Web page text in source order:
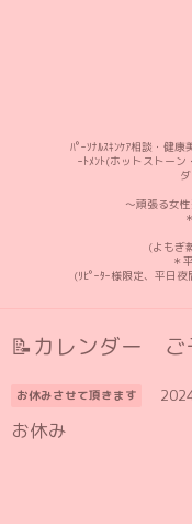
ﾊﾟｰｿﾅﾙｽｷﾝｹｱ相談・健康
ｰﾄﾒﾝﾄ(ホットストー
〜頑張る女
(よもぎ
＊
(ﾘﾋﾟｰﾀｰ様限定、平日
📝カレンダー ご
お休みさせて頂きます
お休み